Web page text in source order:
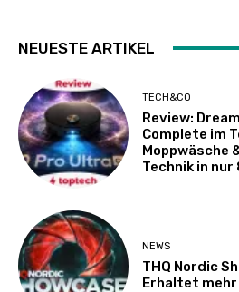
NEUESTE ARTIKEL
TECH&CO
Review:
Complete im
Moppwäsche
Technik in nur
NEWS
THQ Nordic
Erhaltet